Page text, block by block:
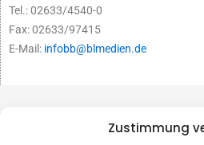
Zustimmung
Tel.: 02633/4540-0
Fax: 02633/97415
E-Mail: infobb@blmedien.de